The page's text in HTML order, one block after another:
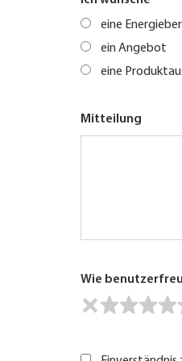
eine
ein Angebot
eine
Mitteilung
Wie